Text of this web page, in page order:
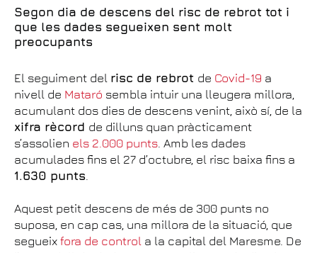
Segon dia de descens del risc de rebrot tot i
que les dades segueixen sent molt
preocupants
El seguiment del risc de rebrot de Covid-19 a
nivell de Mataró sembla intuir una lleugera millora,
acumulant dos dies de descens venint, això sí, de la
xifra rècord de dilluns quan pràcticament
s’assolien els 2.000 punts. Amb les dades
acumulades fins el 27 d’octubre, el risc baixa fins a
1.630 punts.
Aquest petit descens de més de 300 punts no
suposa, en cap cas, una millora de la situació, que
segueix fora de control a la capital del Maresme. De